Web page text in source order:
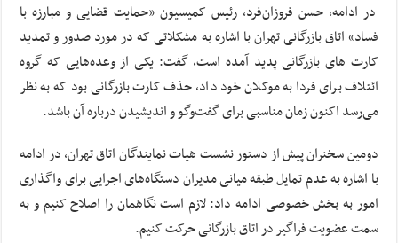
در ادامه، حسن‌ فروزان‌فرد، رئیس کمیسیون «حمایت قضایی و مبارزه با
فساد» اتاق بازرگانی تهران با اشاره به مشکلاتی که‌ در مورد صدور و تمدید
کارت های بازرگانی پدید آمده است، گفت: یکی از وعده‌هایی که گروه
ائتلاف برای فردا به موکلان خود داد، حذف کارت بازرگانی بود که به نظر
می‌رسد اکنون زمان مناسبی برای گفت‌وگو و اندیشیدن درباره آن باشد.
دومین سخنران پیش از دستور نشست هیات نمایندگان اتاق تهران، در ادامه
با اشاره به عدم تمایل طبقه میانی‌ مدیران دستگاه‌های اجرایی برای واگذاری
امور به بخش خصوصی ادامه داد: لازم است نگاهمان را اصلاح کنیم و به
سمت عضویت فراگیر در اتاق بازرگانی حرکت کنیم.